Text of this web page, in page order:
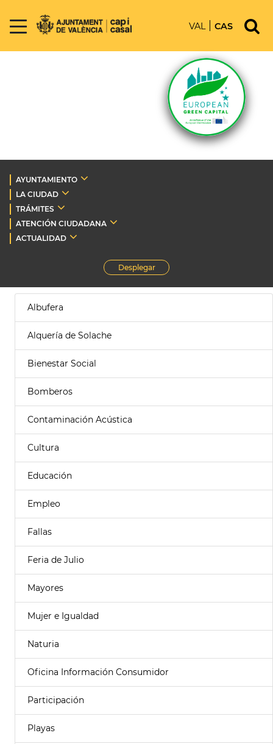
VAL CAS
AYUNTAMIENTO
LA CIUDAD
TRÁMITES
ATENCIÓN CIUDADANA
ACTUALIDAD
Desplegar
Albufera
Alquería de Solache
Bienestar Social
Bomberos
Contaminación Acústica
Cultura
Educación
Empleo
Fallas
Feria de Julio
Mayores
Mujer e Igualdad
Naturia
Oficina Información Consumidor
Participación
Playas